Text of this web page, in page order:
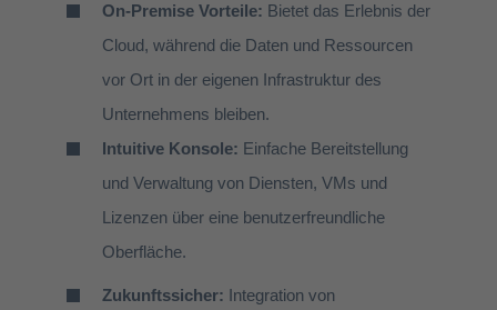
On-Premise Vorteile: Bietet das Erlebnis der
Cloud, während die Daten und Ressourcen
vor Ort in der eigenen Infrastruktur des
Unternehmens bleiben.
Intuitive Konsole: Einfache Bereitstellung
und Verwaltung von Diensten, VMs und
Lizenzen über eine benutzerfreundliche
Oberfläche.
Zukunftssicher: Integration von